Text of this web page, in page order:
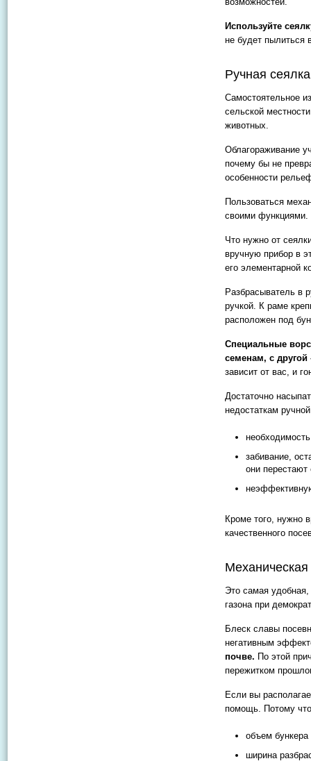
Используйте
не будет пылиться
Ручная
Самостоятельное
сельской
животных.
Облагораживание
почему бы не
особенности
Пользоваться
своими функциями.
Что нужно от
вручную прибор в
его элементарной
Разбрасыватель в
ручкой. К раме
расположен под
Специальные
семенам, с
зависит от вас, и
Достаточно
недостаткам
забивание,
они перестают
Кроме того, нужно
качественного
Механическая
Это самая
газона при
Блеск славы
негативным
почве. По этой
пережитком
Если вы
помощь. Потому
объем бункера
ширина